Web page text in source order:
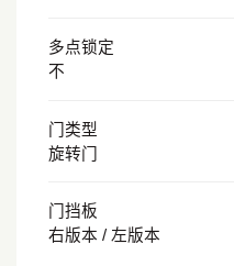
多点锁定
不
门类型
旋转门
门挡板
右版本 / 左版本